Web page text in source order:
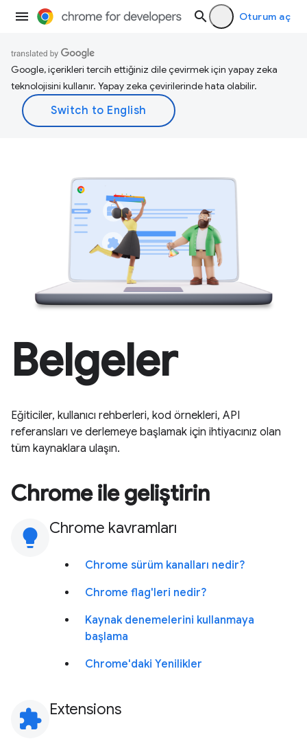
Oturum aç
Google, içerikleri tercih ettiğiniz dile çevirmek için yapay zeka
teknolojisini kullanır. Yapay zeka çevirilerinde hata olabilir.
Belgeler
Eğiticiler, kullanıcı rehberleri, kod örnekleri, API
referansları ve derlemeye başlamak için ihtiyacınız olan
tüm kaynaklara ulaşın.
Chrome ile geliştirin
lightbulb Chrome kavramları
Chrome sürüm kanalları nedir?
Chrome flag'leri nedir?
Kaynak denemelerini kullanmaya
başlama
Chrome'daki Yenilikler
extension Extensions